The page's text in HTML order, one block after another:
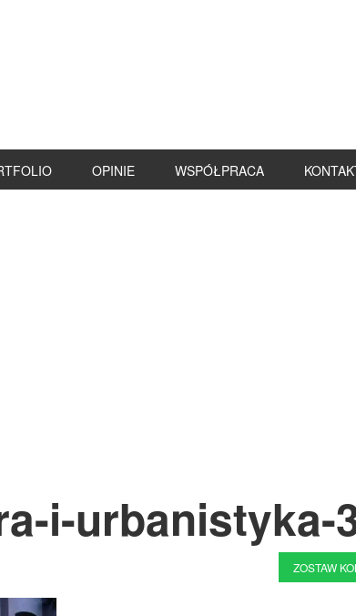
OPINIE WSPÓŁPRACA
i-urbanistyka-
ZOSTAW